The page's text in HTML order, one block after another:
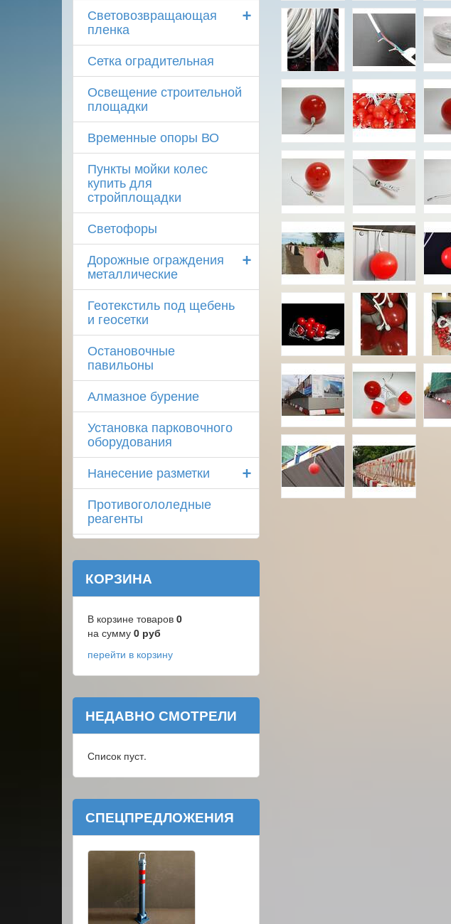
+
Световозвращающая
пленка
Сетка оградительная
Освещение строительной
площадки
Временные опоры ВО
Пункты мойки колес
купить для
стройплощадки
Светофоры
+
Дорожные ограждения
металлические
Геотекстиль под щебень
и геосетки
Остановочные
павильоны
Алмазное бурение
Установка парковочного
оборудования
+
Нанесение разметки
Противогололедные
реагенты
КОРЗИНА
В корзине товаров 0
на сумму 0 руб
перейти в корзину
НЕДАВНО СМОТРЕЛИ
Список пуст.
СПЕЦПРЕДЛОЖЕНИЯ